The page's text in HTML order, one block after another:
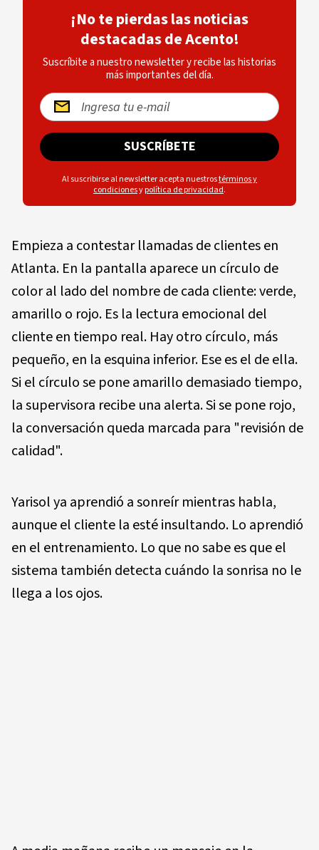
¡No te pierdas las noticias
destacadas de Acento!
Suscríbite a nuestro newsletter y recibe las historias
más importantes del día.
SUSCRÍBETE
Al suscribirse al newsletter acepta nuestrostérminos y
condicionesypolítica de privacidad.
Empieza a contestar llamadas de clientes en
Atlanta. En la pantalla aparece un círculo de
color al lado del nombre de cada cliente: verde,
amarillo o rojo. Es la lectura emocional del
cliente en tiempo real. Hay otro círculo, más
pequeño, en la esquina inferior. Ese es el de ella.
Si el círculo se pone amarillo demasiado tiempo,
la supervisora recibe una alerta. Si se pone rojo,
la conversación queda marcada para "revisión de
calidad".
Yarisol ya aprendió a sonreír mientras habla,
aunque el cliente la esté insultando. Lo aprendió
en el entrenamiento. Lo que no sabe es que el
sistema también detecta cuándo la sonrisa no le
llega a los ojos.